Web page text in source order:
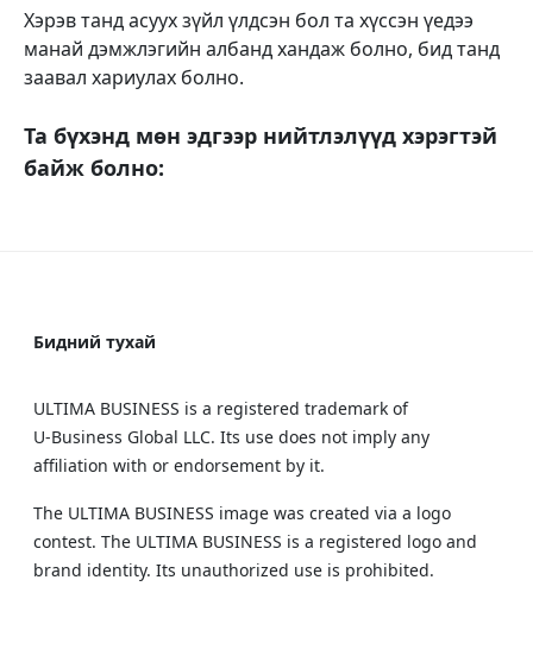
Хэрэв танд асуух зүйл үлдсэн бол та хүссэн үедээ
манай дэмжлэгийн албанд хандаж болно, бид танд
заавал хариулах болно.
Та бүхэнд мөн эдгээр нийтлэлүүд хэрэгтэй
байж болно:
Бидний тухай
ULTIMA BUSINESS is a registered trademark of
U‑Business Global LLC. Its use does not imply any
affiliation with or endorsement by it.
The ULTIMA BUSINESS image was created via a logo
contest. The ULTIMA BUSINESS is a registered logo and
brand identity. Its unauthorized use is prohibited.